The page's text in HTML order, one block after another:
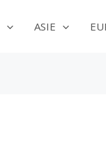
ASIE